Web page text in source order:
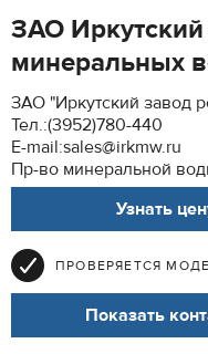
ЗАО
минеральных
ЗАО "Иркутский завод
Тел.:(3952)780-440
E-mail:sales@irkmw.ru
Пр-во минеральной
Узнать
ПРОВЕРЯЕТСЯ
Показать